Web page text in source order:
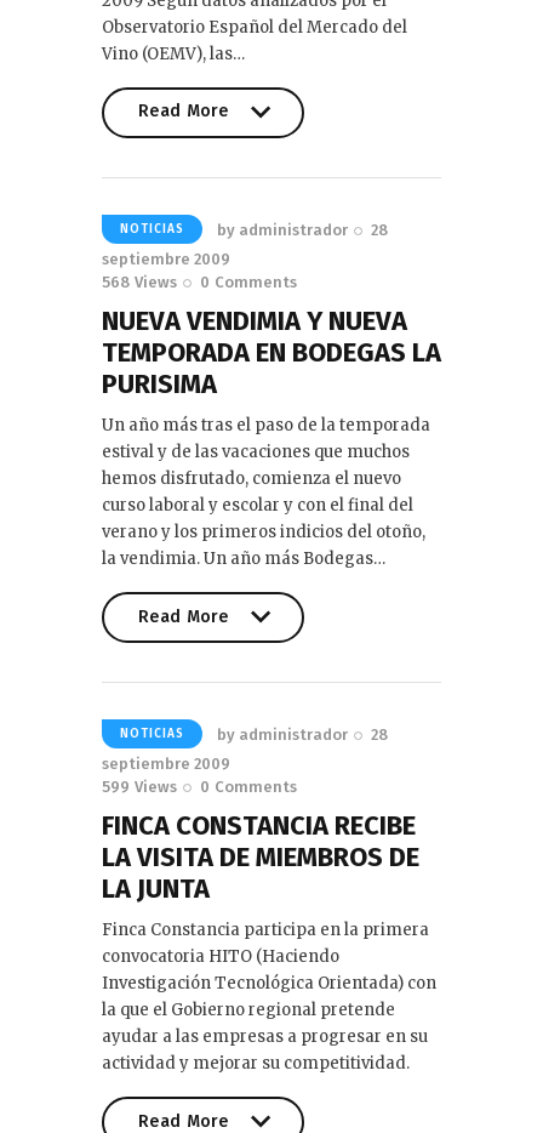
Observatorio Español del Mercado del
Vino (OEMV), las…
Read More
NOTICIAS by administrador
28
septiembre 2009
568 Views 0 Comments
NUEVA VENDIMIA Y NUEVA
TEMPORADA EN BODEGAS LA
PURISIMA
Un año más tras el paso de la temporada
estival y de las vacaciones que muchos
hemos disfrutado, comienza el nuevo
curso laboral y escolar y con el final del
verano y los primeros indicios del otoño,
la vendimia. Un año más Bodegas…
Read More
NOTICIAS by administrador
28
septiembre 2009
599 Views 0 Comments
FINCA CONSTANCIA RECIBE
LA VISITA DE MIEMBROS DE
LA JUNTA
Finca Constancia participa en la primera
convocatoria HITO (Haciendo
Investigación Tecnológica Orientada) con
la que el Gobierno regional pretende
ayudar a las empresas a progresar en su
actividad y mejorar su competitividad.
Read More